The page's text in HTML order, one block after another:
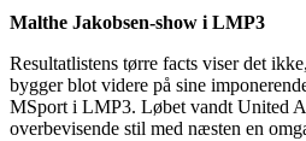
Malthe Jakobsen-show i LMP3
Resultatlistens tørre facts viser det
bygger blot videre på sine
MSport i LMP3. Løbet vandt United
overbevisende stil med næsten en